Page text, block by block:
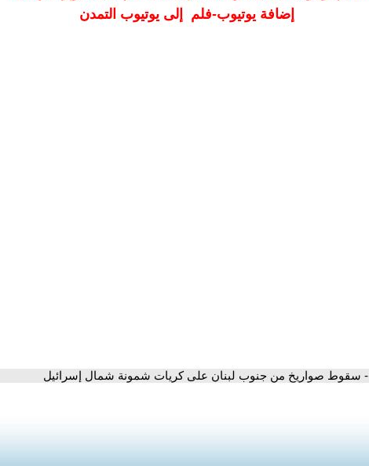
إضافة يوتيوب-فلم إلى يوتيوب التمدن
- سقوط صواريخ من جنوب لبنان على كريات شمونة شمال إسرائيل